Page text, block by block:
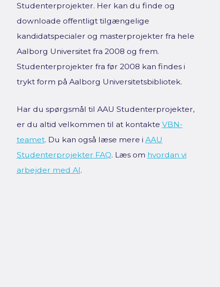
Studenterprojekter. Her kan du finde og
downloade offentligt tilgængelige
kandidatspecialer og masterprojekter fra hele
Aalborg Universitet fra 2008 og frem.
Studenterprojekter fra før 2008 kan findes i
trykt form på Aalborg Universitetsbibliotek.
Har du spørgsmål til AAU Studenterprojekter,
er du altid velkommen til at kontakte VBN-
teamet. Du kan også læse mere i AAU
Studenterprojekter FAQ. Læs om hvordan vi
arbejder med AI.